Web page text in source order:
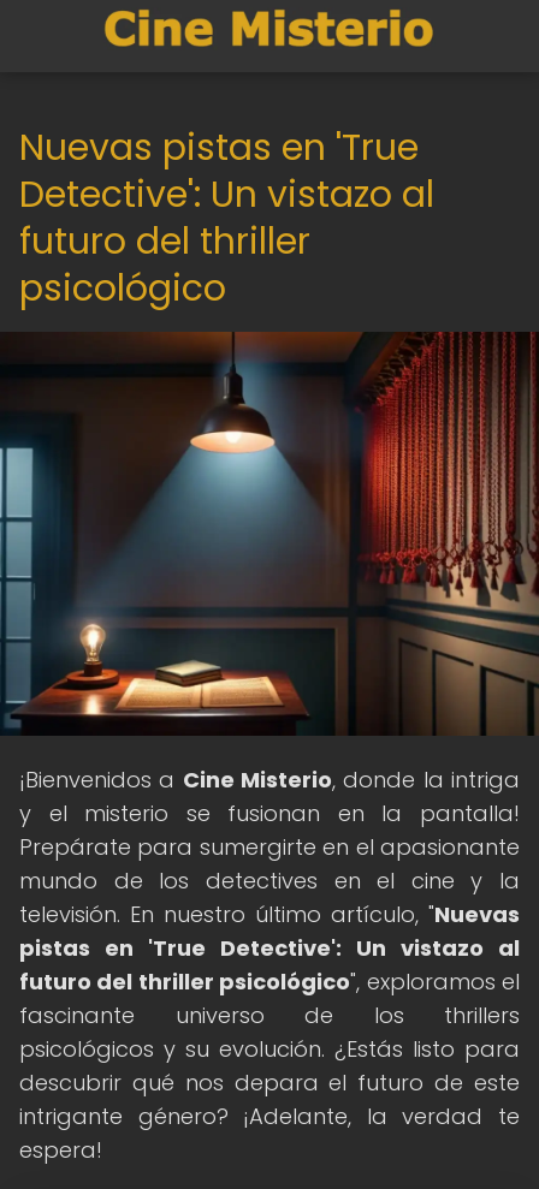
Nuevas pistas en 'True
Detective': Un vistazo al
futuro del thriller
psicológico
¡Bienvenidos a Cine Misterio, donde la intriga
y el misterio se fusionan en la pantalla!
Prepárate para sumergirte en el apasionante
mundo de los detectives en el cine y la
televisión. En nuestro último artículo, "Nuevas
pistas en 'True Detective': Un vistazo al
futuro del thriller psicológico", exploramos el
fascinante universo de los thrillers
psicológicos y su evolución. ¿Estás listo para
descubrir qué nos depara el futuro de este
intrigante género? ¡Adelante, la verdad te
espera!